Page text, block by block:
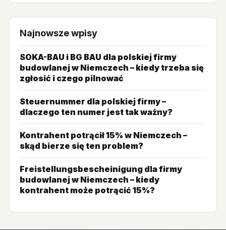
Najnowsze wpisy
SOKA-BAU i BG BAU dla polskiej firmy
budowlanej w Niemczech – kiedy trzeba się
zgłosić i czego pilnować
Steuernummer dla polskiej firmy –
dlaczego ten numer jest tak ważny?
Kontrahent potrącił 15% w Niemczech –
skąd bierze się ten problem?
Freistellungsbescheinigung dla firmy
budowlanej w Niemczech – kiedy
kontrahent może potrącić 15%?